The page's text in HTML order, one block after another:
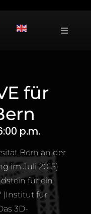
für
p.m.
Bern an der
im Juli 2015)
für ein
(Institut für
3D-